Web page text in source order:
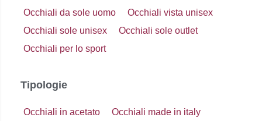
Occhiali da sole uomo
Occhiali vista unisex
Occhiali sole unisex
Occhiali sole outlet
Occhiali per lo sport
Tipologie
Occhiali in acetato
Occhiali made in italy